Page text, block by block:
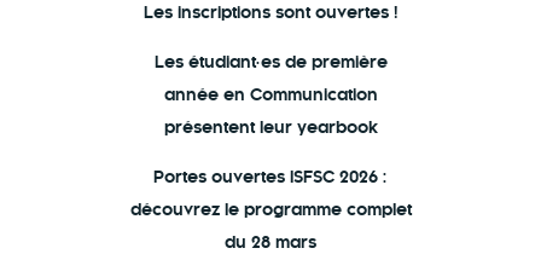
Les inscriptions sont ouvertes !
Les étudiant·es de première
année en Communication
présentent leur yearbook
Portes ouvertes ISFSC 2026 :
découvrez le programme complet
du 28 mars